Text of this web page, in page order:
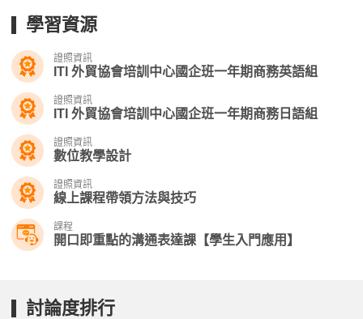
學習資源
證照資訊
ITI 外貿協會培訓中心國企班一年期商務英語組
證照資訊
ITI 外貿協會培訓中心國企班一年期商務日語組
證照資訊
數位教學設計
證照資訊
線上課程帶領方法與技巧
課程
開口即重點的溝通表達課【學生入門應用】
討論度排行